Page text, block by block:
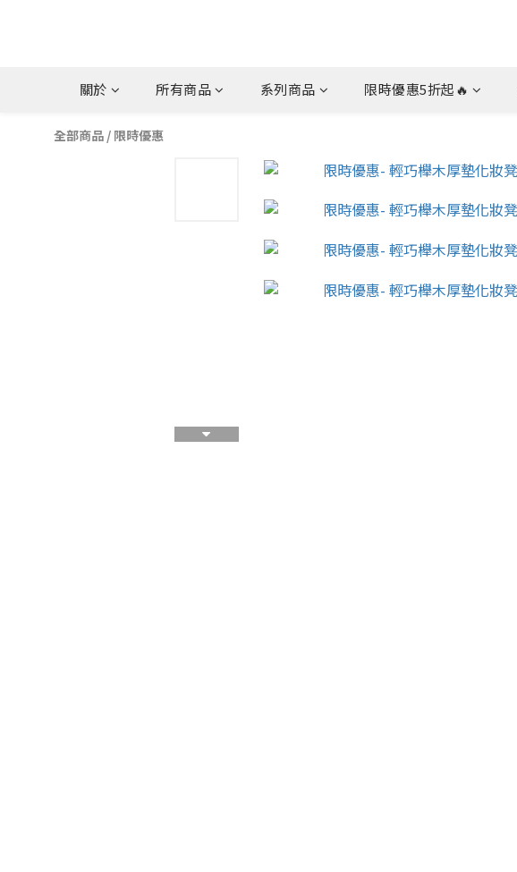
關於 所有商品 系列商品 限時優惠5折起🔥
全部商品 / 限時優惠